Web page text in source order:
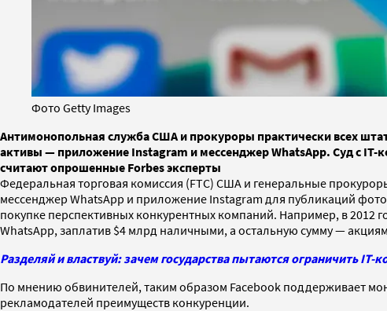
Фото Getty Images
Антимонопольная служба США и прокуроры практически всех
активы — приложение Instagram и мессенджер WhatsApp. Суд с IT-
считают опрошенные Forbes эксперты
Федеральная торговая комиссия (FTC) США и генеральные
мессенджер WhatsApp и приложение Instagram для публикаций
покупке перспективных конкурентных компаний. Например, в 2012
WhatsApp, заплатив $4 млрд наличными, а остальную сумму —
Разделяй и властвуй: зачем государства пытаются ограничить IT-
По мнению обвинителей, таким образом Facebook поддерживает
рекламодателей преимуществ конкуренции.